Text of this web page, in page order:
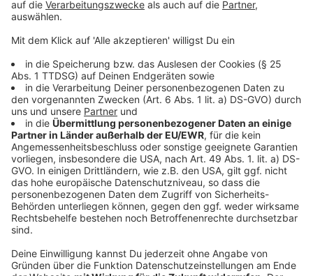
3. Dann gibt es noch die sogenannte Smaragd-Zahl auf
der Vorderseite der Banknote unten links. Auf ihr
Banknote kippt und die Zahl ändert die Farbe von grün
nach blau.“
Natürlich gibt noch eine ganze Reihe weitere
Sicherheitsmerkmale wie Wasserzeichen, Schraffuren
oder Hologramme. Aber die eben genannten könnt Ihr
unauffällig, einfach und schnell selbst checken.
Unser Tipp: Wenn Ihr kein Risiko eingehen wollt, zahlt
einfach mit Karte oder Smartphone. So vermeidet Ihr
Banknoten als Wechselgeld.
Anzeige